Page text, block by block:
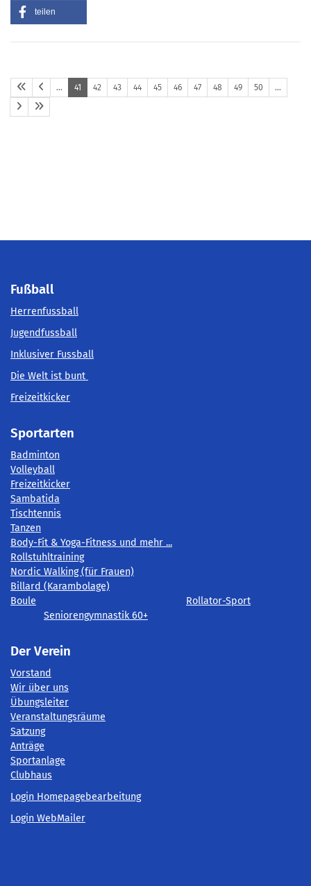
teilen
… 41 42 43 44 45 46 47 48 49 50 …
Fußball
Herrenfussball
Jugendfussball
Inklusiver Fussball
Die Welt ist bunt
Freizeitkicker
Sportarten
Badminton
Volleyball
Freizeitkicker
Sambatida
Tischtennis
Tanzen
Body-Fit & Yoga-Fitness und mehr ...
Rollstuhltraining
Nordic Walking (für Frauen)
Billard (Karambolage)
Boule
Rollator-Sport
Seniorengymnastik 60+
Der Verein
Vorstand
Wir über uns
Übungsleiter
Veranstaltungsräume
Satzung
Anträge
Sportanlage
Clubhaus
Login Homepagebearbeitung
Login WebMailer